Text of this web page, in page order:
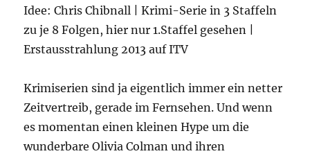
an
Idee: Chris Chibnall | Krimi-Serie in 3 Staffeln
zu je 8 Folgen, hier nur 1.Staffel gesehen |
Erstausstrahlung 2013 auf ITV
Krimiserien sind ja eigentlich immer ein netter
Zeitvertreib, gerade im Fernsehen. Und wenn
es momentan einen kleinen Hype um die
wunderbare Olivia Colman und ihren